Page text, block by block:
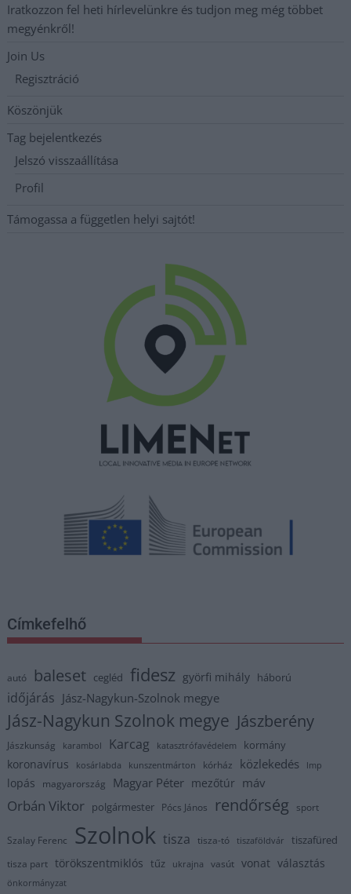
Iratkozzon fel heti hírlevelünkre és tudjon meg még többet
megyénkről!
Join Us
Regisztráció
Köszönjük
Tag bejelentkezés
Jelszó visszaállítása
Profil
Támogassa a független helyi sajtót!
Címkefelhő
autó baleset cegléd fidesz györfi mihály háború
időjárás Jász-Nagykun-Szolnok megye
Jász-Nagykun Szolnok megye Jászberény
Jászkunság karambol Karcag katasztrófavédelem kormány
koronavírus kosárlabda kunszentmárton kórház közlekedés lmp
lopás magyarország Magyar Péter mezőtúr máv
Orbán Viktor polgármester Pócs János rendőrség sport
Szalay Ferenc Szolnok tisza tisza-tó tiszaföldvár tiszafüred
tisza part törökszentmiklós tűz ukrajna vasút vonat választás
önkormányzat